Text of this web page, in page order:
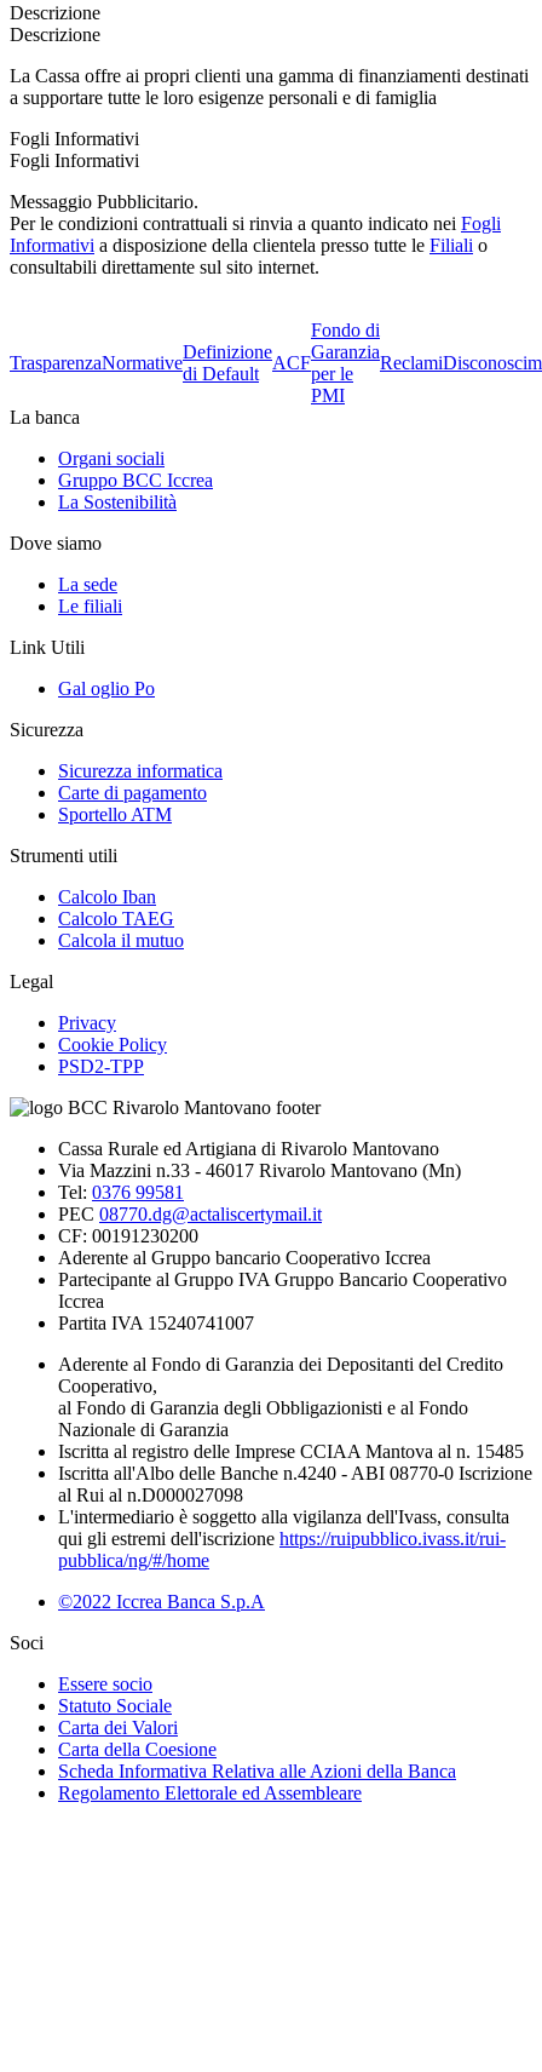
Descrizione
Descrizione
La Cassa offre ai propri clienti una gamma di finanziamenti destinati
a supportare tutte le loro esigenze personali e di famiglia
Fogli Informativi
Fogli Informativi
Messaggio Pubblicitario.
Per le condizioni contrattuali si rinvia a quanto indicato nei Fogli
Informativi a disposizione della clientela presso tutte le Filiali o
consultabili direttamente sul sito internet.
TrasparenzaNormative
Definizione
di Default
ACF
Fondo di
Garanzia
per le
PMI
Reclami
La banca
Organi sociali
Gruppo BCC Iccrea
La Sostenibilità
Dove siamo
La sede
Le filiali
Link Utili
Gal oglio Po
Sicurezza
Sicurezza informatica
Carte di pagamento
Sportello ATM
Strumenti utili
Calcolo Iban
Calcolo TAEG
Calcola il mutuo
Legal
Privacy
Cookie Policy
PSD2-TPP
Cassa Rurale ed Artigiana di Rivarolo Mantovano
Via Mazzini n.33 - 46017 Rivarolo Mantovano (Mn)
Tel: 0376 99581
PEC 08770.dg@actaliscertymail.it
CF: 00191230200
Aderente al Gruppo bancario Cooperativo Iccrea
Partecipante al Gruppo IVA Gruppo Bancario Cooperativo
Iccrea
Partita IVA 15240741007
Aderente al Fondo di Garanzia dei Depositanti del Credito
Cooperativo,
al Fondo di Garanzia degli Obbligazionisti e al Fondo
Nazionale di Garanzia
Iscritta al registro delle Imprese CCIAA Mantova al n. 15485
Iscritta all'Albo delle Banche n.4240 - ABI 08770-0 Iscrizione
al Rui al n.D000027098
L'intermediario è soggetto alla vigilanza dell'Ivass, consulta
qui gli estremi dell'iscrizione https://ruipubblico.ivass.it/rui-
pubblica/ng/#/home
©2022 Iccrea Banca S.p.A
Soci
Essere socio
Statuto Sociale
Carta dei Valori
Carta della Coesione
Scheda Informativa Relativa alle Azioni della Banca
Regolamento Elettorale ed Assembleare